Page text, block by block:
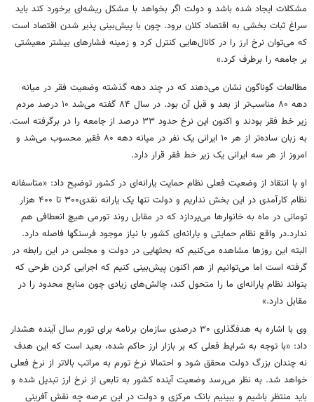
مشکلات ایجاد شده باشد و دولت اگر بخواهد با مشکل ریشه‌ای برخورد کند باید
سراغ ثبات بخشی به اقتصاد کلان برود. چون با پیش‌بینی پذیر شدن اقتصاد است
که می‌توان نرخ ارز را در کانال‌هایی کنترل کرد و زمینه فشارهای بیشتر معیشتی
بر جامعه را برطرف کرد.»
مطالعات گوناگون نشان می‌دهند که در چند دهه گذشته وضعیت فقر در میانه
دهه ۸۰ مناسب‌تر از بعد و قبل آن بود. در سال ۸۴ گفته می‌شد ۱۰ درصد مردم
زیر خط فقر بودند و اکنون این نرخ حدود ۳۳ درصد از جامعه را در برگرفته است.
به زبان ساده‌تر از هر ۱۰ ایرانی یک نفر در میانه دهه ۸۰ فقیر محسوب می‌شد و
امروز از هر سه ایرانی یک زیر خط فقر قرار دارد.
او با انتقاد از وضعیت فعلی نظام حمایت یارانه‌ای در کشور توضیح داد:‌ «متاسفانه
نظام کارآمدی در این بخش نداریم و دولت تنها یک یارانه نقدی۳۰۰ تا ۴۰۰ هزار
تومانی در ماه به خانوارها می‌پردازد که در مقابل روند تورمی هیچ انعطافی هم
ندارد.در واقع نظام حمایتی و یارانه‌ای کشور با نیاز موجود فرسنگها فاصله دارد.
البته این روزها مشاهده می‌کنیم که بحثهایی در دولت و مجلس در این رابطه در
گرفته است اما می‌توانیم از هم اکنون پیش‌بینی کنیم که اجرایی کردن طرحی که
بتواند نظام یارانه‌ای ما را متحول کند، چالش‌های زیادی چون منابع محدود را در
مقابل دارد.»
وی با اشاره به هدفگذاری ۳۰ درصدی سازمان برنامه برای تورم سال آینده هشدار
داد: «با توجه به شرایط فعلی که بر بازار ارز حاکم شده، بعید است که این هدف
نه چندان بزرگ دولت محقق شود و احتمالا نرخ تورم به مراتب بالاتر از نرخ فعلی
خواهد شد. به نظر می‌رسد وضعیت آینده کشور به تابعی از نرخ ارز تبدیل شده و
باید منتظر باشیم و ببینیم بانک مرکزی و دولت در این عرصه چه نقش آفرینی